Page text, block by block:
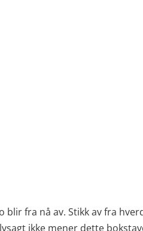
fra nå av. Stikk av fra
ikke mener dette